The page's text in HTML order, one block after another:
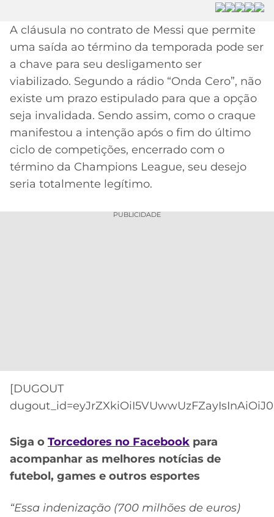
CÓDIGO
DE
INDICAÇÃO
BET365
CÓDIGO
BETANO
MELHORES
APPS
DE
CORINTHIANS
SÃO
PAULO
SANTOS
FLAMENGO
FLUMINENSE
CRUZEIRO
LIBERTADORES
COPA
DO
BRASIL
PREMIER
LEAGUE
COPA
AMERICANA
MERCADO
DA
BOLA
PALPITES
A cláusula no contrato de Messi que permite
uma saída ao término da temporada pode ser
a chave para seu desligamento ser
viabilizado. Segundo a rádio “Onda Cero”, não
existe um prazo estipulado para que a opção
seja invalidada. Sendo assim, como o craque
manifestou a intenção após o fim do último
ciclo de competições, encerrado com o
término da Champions League, seu desejo
seria totalmente legítimo.
PUBLICIDADE
[DUGOUT
Siga o Torcedores no Facebook para
acompanhar as melhores notícias de
futebol, games e outros esportes
“Essa indenização (700 milhões de euros)